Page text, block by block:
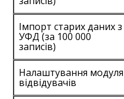
Імпорт старих даних з
УФД (за 100 000
записів)
Налаштування модуля
відвідувачів